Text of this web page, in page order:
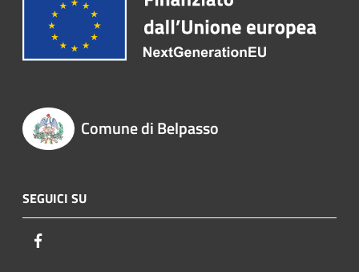
Comune di Belpasso
SEGUICI SU